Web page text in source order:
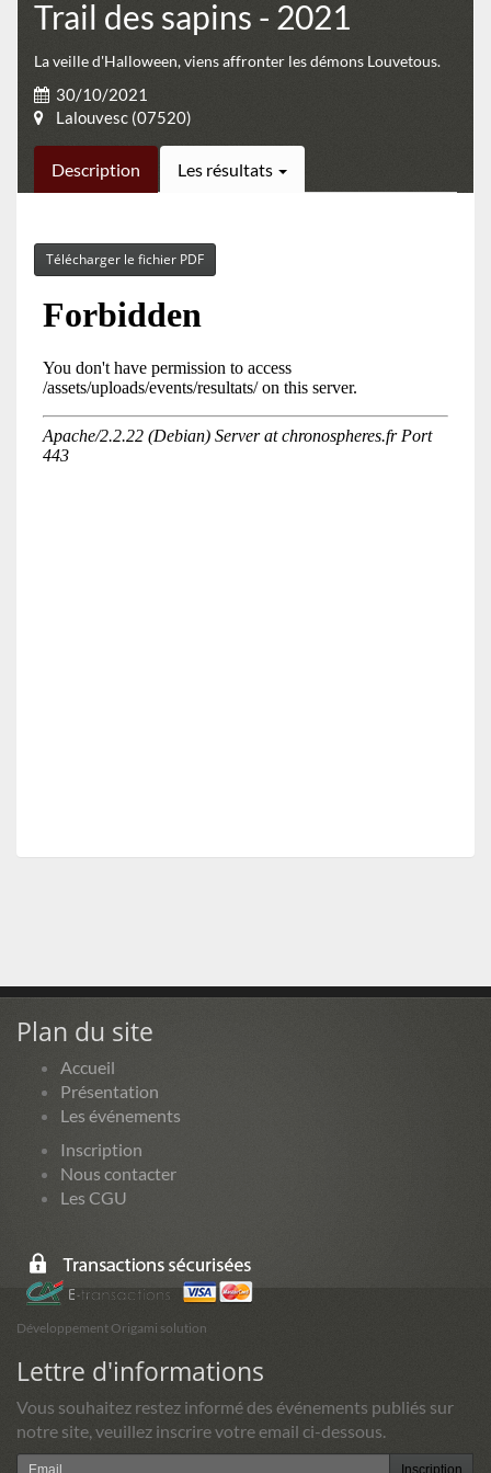
Trail des sapins - 2021
La veille d'Halloween, viens affronter les démons Louvetous.
30/10/2021
Lalouvesc (07520)
Description Les résultats
Télécharger le fichier PDF
Plan du site
Accueil
Présentation
Les événements
Inscription
Nous contacter
Les CGU
Développement Origami solution
Lettre d'informations
Vous souhaitez restez informé des événements publiés sur
notre site, veuillez inscrire votre email ci-dessous.
Inscription